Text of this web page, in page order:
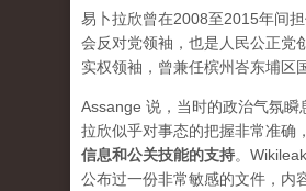
易卜拉欣曾在2008至2015年间
会反对党领袖，也是人民公正党
实权领袖，曾兼任槟州峇东埔区
Assange 说，当时的政治气氛瞬
拉欣似乎对事态的把握非常准确
信息和公关技能的支持。
公布过一份非常敏感的文件，内